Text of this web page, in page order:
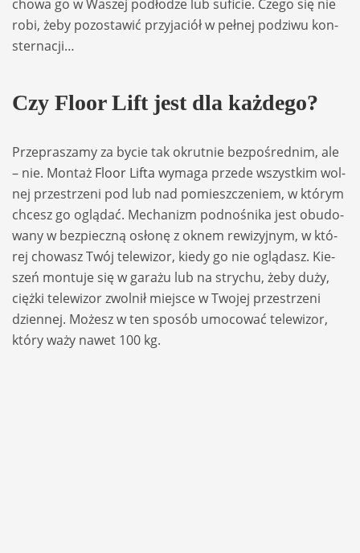
chowa go w Waszej podło­dze lub sufi­cie. Czego się nie
robi, żeby pozo­sta­wić przy­ja­ciół w peł­nej podziwu kon­
ster­na­cji…
Czy Floor Lift jest dla każ­dego?
Prze­pra­szamy za bycie tak okrut­nie bez­po­śred­nim, ale
– nie. Mon­taż Floor Lifta wymaga przede wszyst­kim wol­
nej prze­strzeni pod lub nad pomiesz­cze­niem, w któ­rym
chcesz go oglą­dać. Mecha­nizm podno­śnika jest obu­do­
wany w bez­pieczną osłonę z oknem rewi­zyj­nym, w któ­
rej cho­wasz Twój tele­wi­zor, kiedy go nie oglą­dasz. Kie­
szeń mon­tuje się w garażu lub na stry­chu, żeby duży,
ciężki tele­wi­zor zwol­nił miej­sce w Two­jej prze­strzeni
dzien­nej. Możesz w ten spo­sób umo­co­wać tele­wi­zor,
który waży nawet 100 kg.